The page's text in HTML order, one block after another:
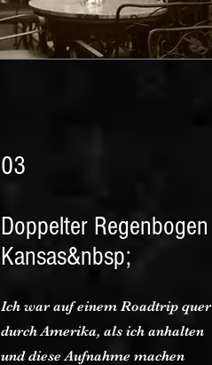
03
Doppelter Regenbogen
Kansas&nbsp;
Ich war auf einem Roadtrip quer
durch Amerika, als ich anhalten
und diese Aufnahme machen